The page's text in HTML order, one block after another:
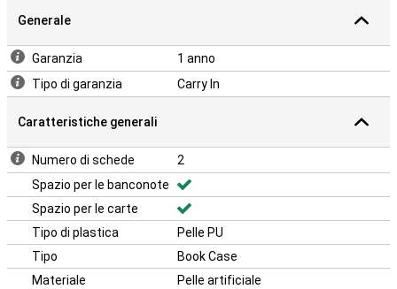
Generale
Garanzia
1 anno
Tipo di garanzia
Carry In
Caratteristiche generali
Numero di schede
2
Spazio per le banconote
Spazio per le carte
Tipo di plastica
Pelle PU
Tipo
Book Case
Materiale
Pelle artificiale